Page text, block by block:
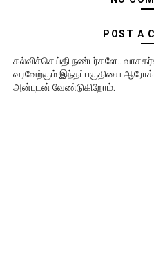
POST A
கல்விச்செய்தி நண்பர்களே..
வரவேற்கும் இந்தப்பகுதியை
அன்புடன் வேண்டுகிறோம்.